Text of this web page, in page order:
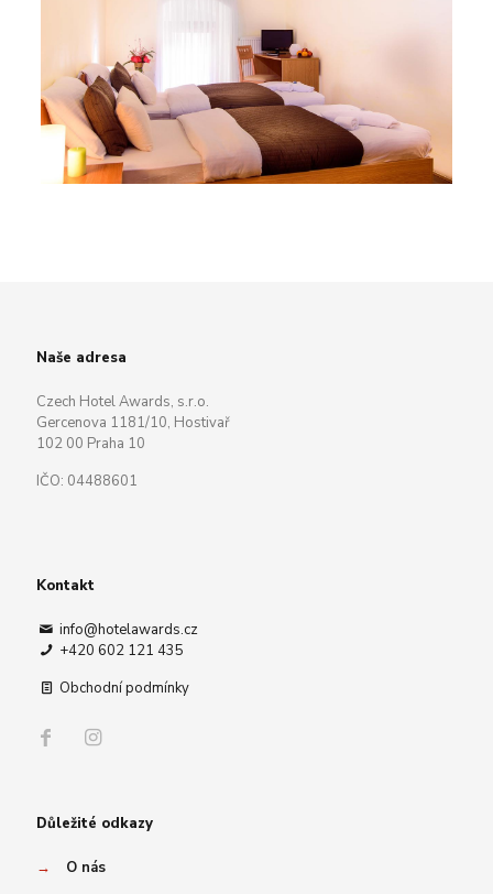
Naše adresa
Czech Hotel Awards, s.r.o.
Gercenova 1181/10, Hostivař
102 00 Praha 10
IČO: 04488601
Kontakt
info@hotelawards.cz
+420 602 121 435
Obchodní podmínky
Důležité odkazy
→
O nás